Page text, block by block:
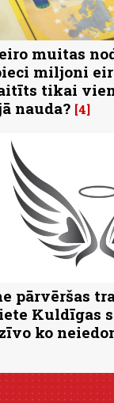
muitas
miljoni
tikai
nauda? 4
pārvēršas
Kuldīgas
ko